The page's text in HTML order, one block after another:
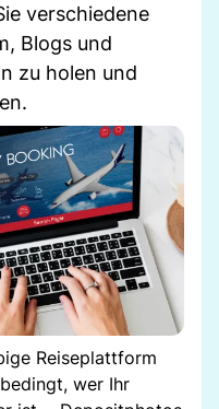
verschiedene
Blogs und
zu holen und
Reiseplattform
wer Ihr